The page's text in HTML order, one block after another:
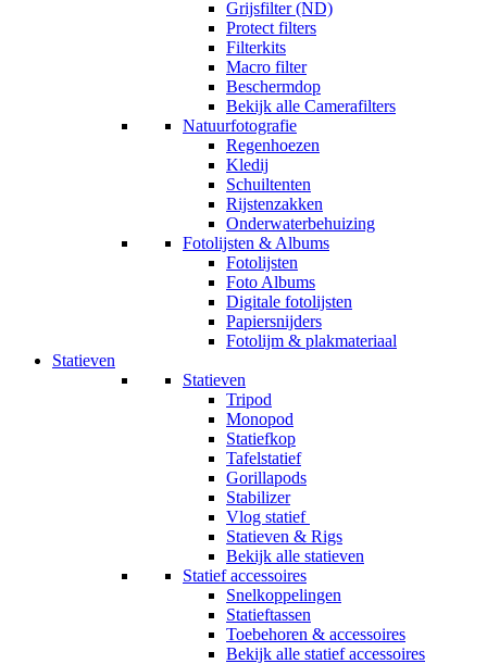
Grijsfilter (ND)
Protect filters
Filterkits
Macro filter
Beschermdop
Bekijk alle Camerafilters
Natuurfotografie
Regenhoezen
Kledij
Schuiltenten
Rijstenzakken
Onderwaterbehuizing
Fotolijsten & Albums
Fotolijsten
Foto Albums
Digitale fotolijsten
Papiersnijders
Fotolijm & plakmateriaal
Statieven
Statieven
Tripod
Monopod
Statiefkop
Tafelstatief
Gorillapods
Stabilizer
Vlog statief
Statieven & Rigs
Bekijk alle statieven
Statief accessoires
Snelkoppelingen
Statieftassen
Toebehoren & accessoires
Bekijk alle statief accessoires